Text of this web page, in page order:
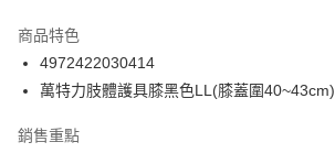
悠遊付
Google Pay
全盈+PAY
商品特色
4972422030414
萬特力肢體護具膝黑色LL(膝蓋圍40~43cm)
銷售重點